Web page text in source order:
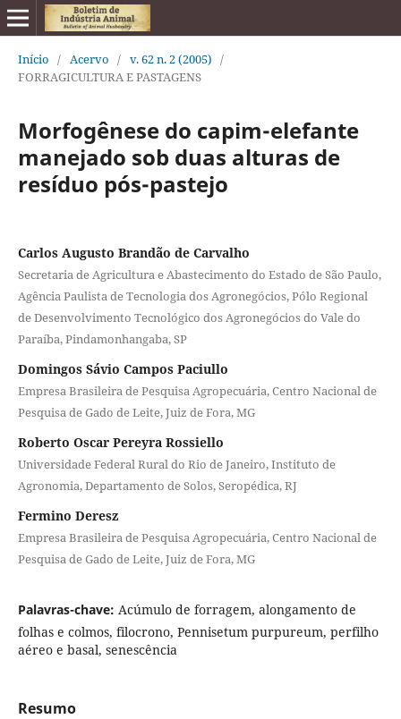
Início / Acervo / v. 62 n. 2 (2005) /
FORRAGICULTURA E PASTAGENS
Morfogênese do capim-elefante
manejado sob duas alturas de
resíduo pós-pastejo
Carlos Augusto Brandão de Carvalho
Secretaria de Agricultura e Abastecimento do Estado de São Paulo,
Agência Paulista de Tecnologia dos Agronegócios, Pólo Regional
de Desenvolvimento Tecnológico dos Agronegócios do Vale do
Paraíba, Pindamonhangaba, SP
Domingos Sávio Campos Paciullo
Empresa Brasileira de Pesquisa Agropecuária, Centro Nacional de
Pesquisa de Gado de Leite, Juiz de Fora, MG
Roberto Oscar Pereyra Rossiello
Universidade Federal Rural do Rio de Janeiro, Instituto de
Agronomia, Departamento de Solos, Seropédica, RJ
Fermino Deresz
Empresa Brasileira de Pesquisa Agropecuária, Centro Nacional de
Pesquisa de Gado de Leite, Juiz de Fora, MG
Palavras-chave: Acúmulo de forragem, alongamento de
folhas e colmos, filocrono, Pennisetum purpureum, perfilho
aéreo e basal, senescência
Resumo